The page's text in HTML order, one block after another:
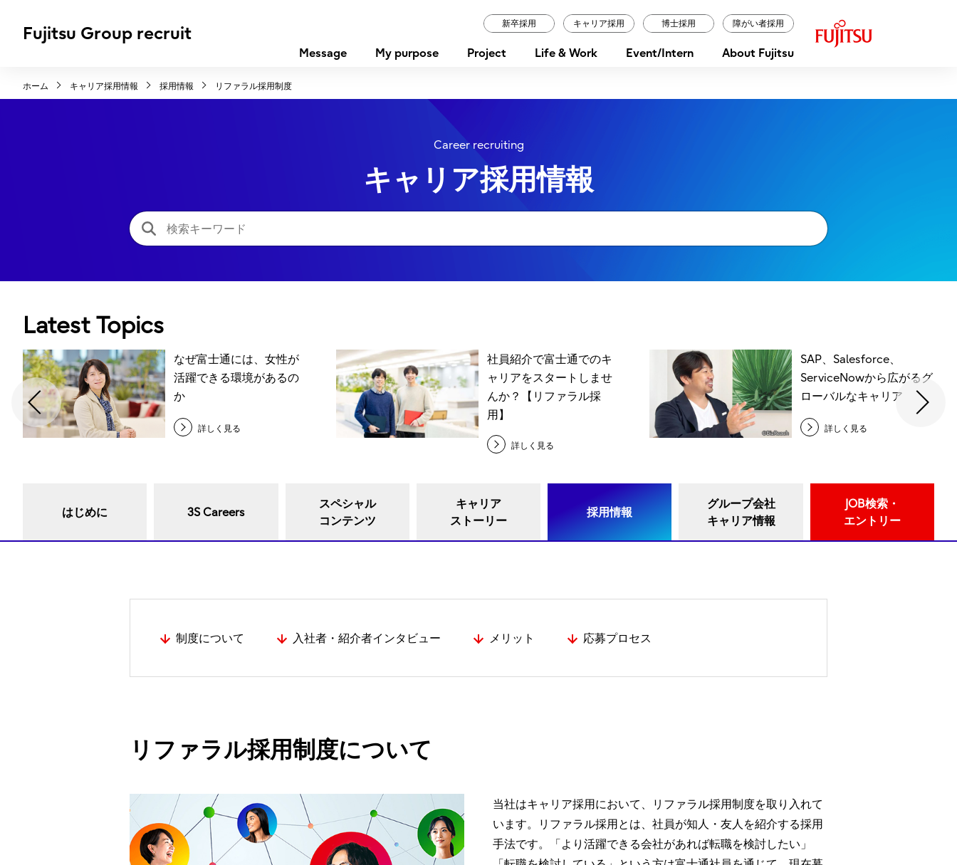
Fujitsu Group recruit 新卒採用 キャリア採用 博士採用 障がい者採用
Message My purpose Project Life & Work Event/Intern About Fujitsu
u
t
ホーム キャリア採用情報 採用情報 リファラル採用制度
Career recruiting
キャリア採用情報
Latest Topics
なぜ富士通には、女性が
活躍できる環境があるの
か
詳しく見る
社員紹介で富士通でのキ
ャリアをスタートしませ
んか？【リファラル採
用】
詳しく見る
SAP、Salesforce、
ServiceNowから広がるグ
ローバルなキャリア
詳しく見る
はじめに 3S Careers
スペシャル
コンテンツ
キャリア
ストーリー
採用情報
グループ会社
キャリア情報
JOB検索・
エントリー
制度について 入社者・紹介者インタビュー メリット 応募プロセス
リファラル採用制度について
当社はキャリア採用において、リファラル採用制度を取り入れて
います。リファラル採用とは、社員が知人・友人を紹介する採用
手法です。「より活躍できる会社があれば転職を検討したい」